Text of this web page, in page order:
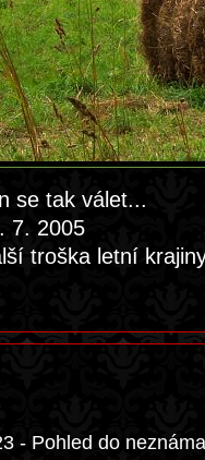
se tak válet...
7. 2005
troška letní
- Pohled do neznáma